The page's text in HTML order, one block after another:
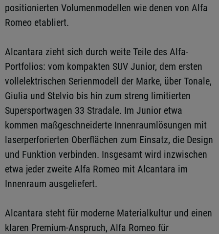
positionierten Volumenmodellen wie denen von Alfa
Romeo etabliert.
Alcantara zieht sich durch weite Teile des Alfa-
Portfolios: vom kompakten SUV Junior, dem ersten
vollelektrischen Serienmodell der Marke, über Tonale,
Giulia und Stelvio bis hin zum streng limitierten
Supersportwagen 33 Stradale. Im Junior etwa
kommen maßgeschneiderte Innenraumlösungen mit
laserperforierten Oberflächen zum Einsatz, die Design
und Funktion verbinden. Insgesamt wird inzwischen
etwa jeder zweite Alfa Romeo mit Alcantara im
Innenraum ausgeliefert.
Alcantara steht für moderne Materialkultur und einen
klaren Premium-Anspruch, Alfa Romeo für